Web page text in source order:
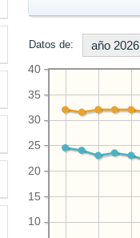
Datos de: año 2026
10
15
20
25
30
35
40